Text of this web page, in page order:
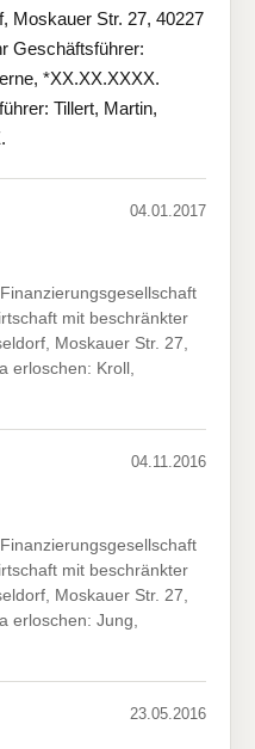
Moskauer Str. 27, 40227
Geschäftsführer:
*XX.XX.XXXX.
Tillert, Martin,
04.01.2017
mit beschränkter
Moskauer Str. 27,
erloschen: Kroll,
04.11.2016
mit beschränkter
Moskauer Str. 27,
erloschen: Jung,
23.05.2016